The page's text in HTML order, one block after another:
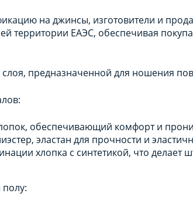
на джинсы, изготовители и
территории ЕАЭС, обеспечивая
предназначенной для ношения
обеспечивающий комфорт и
эластан для прочности и
хлопка с синтетикой, что делает
полу: